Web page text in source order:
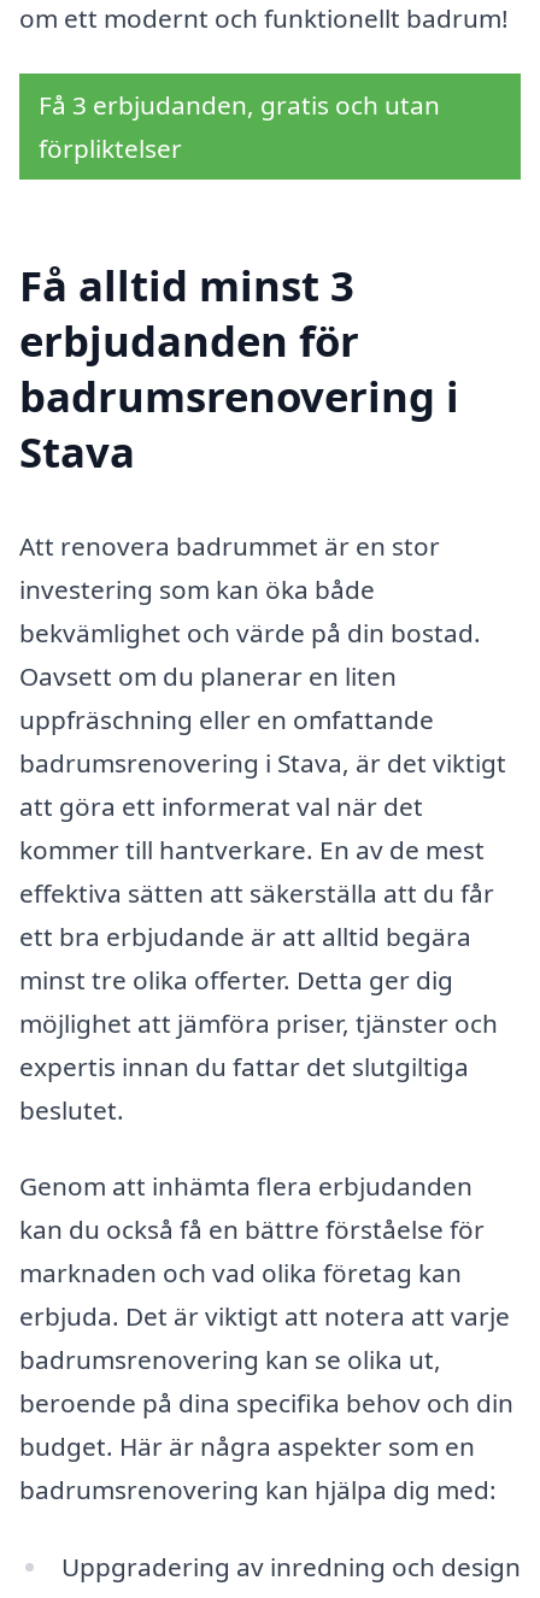
om ett modernt och funktionellt badrum!
Få 3 erbjudanden, gratis och utan
förpliktelser
Få alltid minst 3
erbjudanden för
badrumsrenovering i
Stava
Att renovera badrummet är en stor
investering som kan öka både
bekvämlighet och värde på din bostad.
Oavsett om du planerar en liten
uppfräschning eller en omfattande
badrumsrenovering i Stava, är det viktigt
att göra ett informerat val när det
kommer till hantverkare. En av de mest
effektiva sätten att säkerställa att du får
ett bra erbjudande är att alltid begära
minst tre olika offerter. Detta ger dig
möjlighet att jämföra priser, tjänster och
expertis innan du fattar det slutgiltiga
beslutet.
Genom att inhämta flera erbjudanden
kan du också få en bättre förståelse för
marknaden och vad olika företag kan
erbjuda. Det är viktigt att notera att varje
badrumsrenovering kan se olika ut,
beroende på dina specifika behov och din
budget. Här är några aspekter som en
badrumsrenovering kan hjälpa dig med:
Uppgradering av inredning och design